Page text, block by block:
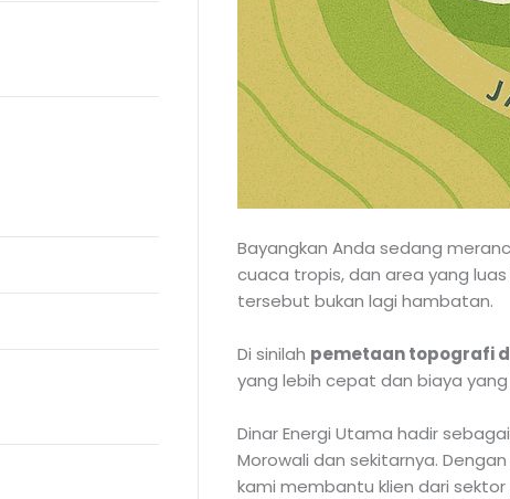
Bayangkan Anda sedang
cuaca tropis, dan area yang
tersebut bukan lagi hambatan.
Di sinilah pemetaan topografi
yang lebih cepat dan biaya
Dinar Energi Utama hadir
Morowali dan sekitarnya.
kami membantu klien dari